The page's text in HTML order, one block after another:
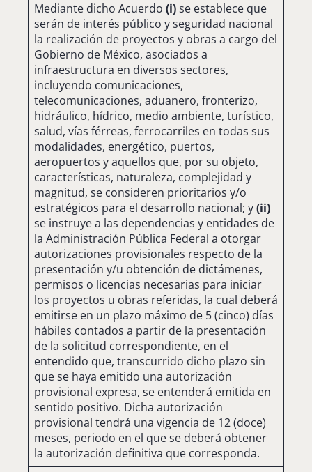
Mediante dicho Acuerdo (i)se establece que
serán de interés público y seguridad nacional
la realización de proyectos y obras a cargo del
Gobierno de México, asociados a
infraestructura en diversos sectores,
incluyendo comunicaciones,
telecomunicaciones, aduanero, fronterizo,
hidráulico, hídrico, medio ambiente, turístico,
salud, vías férreas, ferrocarriles en todas sus
modalidades, energético, puertos,
aeropuertos y aquellos que, por su objeto,
características, naturaleza, complejidad y
magnitud, se consideren prioritarios y/o
estratégicos para el desarrollo nacional; y(ii)
se instruye a las dependencias y entidades de
la Administración Pública Federal a otorgar
autorizaciones provisionales respecto de la
presentación y/u obtención de dictámenes,
permisos o licencias necesarias para iniciar
los proyectos u obras referidas, la cual deberá
emitirse en un plazo máximo de 5 (cinco) días
hábiles contados a partir de la presentación
de la solicitud correspondiente, en el
entendido que, transcurrido dicho plazo sin
que se haya emitido una autorización
provisional expresa, se entenderá emitida en
sentido positivo. Dicha autorización
provisional tendrá una vigencia de 12 (doce)
meses, periodo en el que se deberá obtener
la autorización definitiva que corresponda.